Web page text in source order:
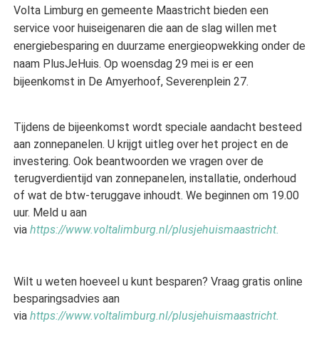
Volta Limburg en gemeente Maastricht bieden een
service voor huiseigenaren die aan de slag willen met
energiebesparing en duurzame energieopwekking onder de
naam PlusJeHuis. Op woensdag 29 mei is er een
bijeenkomst in De Amyerhoof, Severenplein 27.
Tijdens de bijeenkomst wordt speciale aandacht besteed
aan zonnepanelen. U krijgt uitleg over het project en de
investering. Ook beantwoorden we vragen over de
terugverdientijd van zonnepanelen, installatie, onderhoud
of wat de btw-teruggave inhoudt. We beginnen om 19.00
uur. Meld u aan
via https://www.voltalimburg.nl/plusjehuismaastricht.
Wilt u weten hoeveel u kunt besparen? Vraag gratis online
besparingsadvies aan
via https://www.voltalimburg.nl/plusjehuismaastricht.